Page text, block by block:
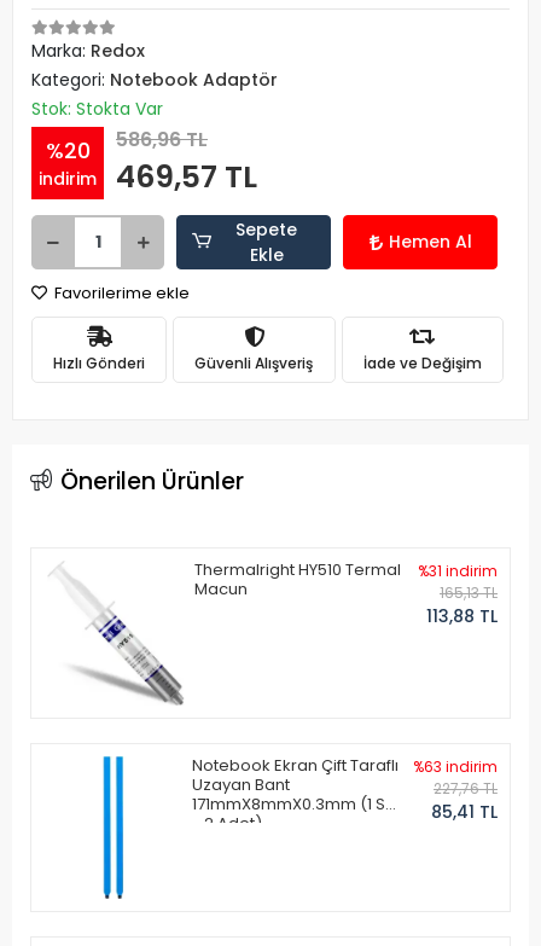
Marka: Redox
Kategori: Notebook Adaptör
Stok: Stokta Var
%20
indirim
586,96 TL
469,57 TL
Sepete
Ekle
Hemen Al
Favorilerime ekle
Hızlı Gönderi Güvenli Alışveriş İade ve Değişim
Önerilen Ürünler
Thermalright HY510 Termal
Macun
%31 indirim
165,13 TL
113,88 TL
Notebook Ekran Çift Taraflı
Uzayan Bant
171mmX8mmX0.3mm (1 Set
- 2 Adet)
%63 indirim
227,76 TL
85,41 TL